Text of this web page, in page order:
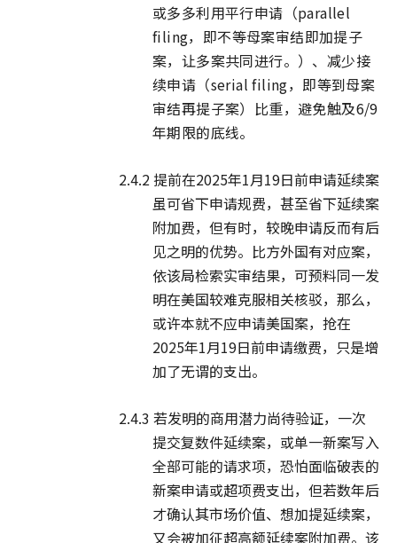
或多多利用平行申请（parallel
filing，即不等母案审结即加提子
案，让多案共同进行。）、减少接
续申请（serial filing，即等到母案
审结再提子案）比重，避免触及6/9
年期限的底线。
2.4.2 提前在2025年1月19日前申请延续案
虽可省下申请规费，甚至省下延续案
附加费，但有时，较晚申请反而有后
见之明的优势。比方外国有对应案，
依该局检索实审结果，可预料同一发
明在美国较难克服相关核驳，那么，
或许本就不应申请美国案，抢在
2025年1月19日前申请缴费，只是增
加了无谓的支出。
2.4.3 若发明的商用潜力尚待验证，一次
提交复数件延续案，或单一新案写入
全部可能的请求项，恐怕面临破表的
新案申请或超项费支出，但若数年后
才确认其市场价值、想加提延续案，
又会被加征超高额延续案附加费。该